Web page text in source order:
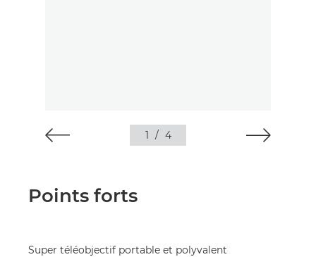
1 / 4
Points forts
Super téléobjectif portable et polyvalent